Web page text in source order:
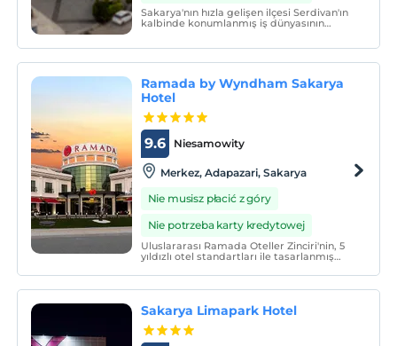
Sakarya'nın hızla gelişen ilçesi Serdivan'ın
kalbinde konumlanmış iş dünyasının
odası ve yüksek teknolojiye sahip toplantı
salonlarıyla iş veya
Ramada by Wyndham Sakarya
Hotel
Niesamowity
9.6
Merkez, Adapazari, Sakarya
Nie musisz płacić z góry
Nie potrzeba karty kredytowej
Uluslararası Ramada Oteller Zinciri'nin, 5
yıldızlı otel standartları ile tasarlanmış
sizleri ileri teknoloji, konfor ve estetik ile
buluşturuyor.
Sakarya Limapark Hotel